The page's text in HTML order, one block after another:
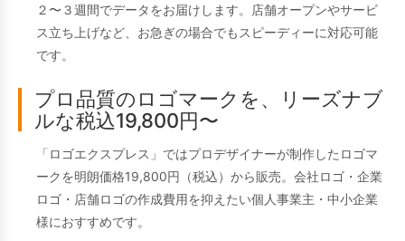
２〜３週間でデータをお届けします。店舗オープンやサービ
ス立ち上げなど、お急ぎの場合でもスピーディーに対応可能
です。
プロ品質のロゴマークを、リーズナブ
ルな税込19,800円〜
「ロゴエクスプレス」ではプロデザイナーが制作したロゴマ
ークを明朗価格19,800円（税込）から販売。会社ロゴ・企業
ロゴ・店舗ロゴの作成費用を抑えたい個人事業主・中小企業
様におすすめです。